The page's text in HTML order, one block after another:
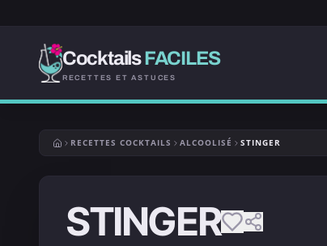
CocktailsFACILES
RECETTES ET ASTUCES
RECETTES COCKTAILS ALCOOLISÉ STINGER
STINGER